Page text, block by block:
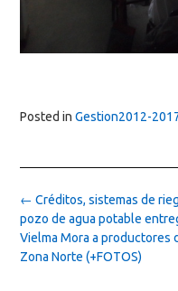
Posted in Gestion2012-
Post
navigation
← Créditos, sistemas de
pozo de agua potable
Vielma Mora a productores
Zona Norte (+FOTOS)